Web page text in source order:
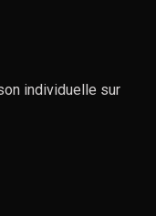
individuelle sur